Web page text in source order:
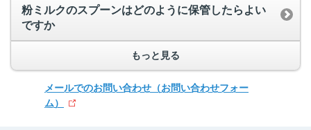
粉ミルクのスプーンはどのように保管したらよい
ですか
もっと見る
メールでのお問い合わせ （お問い合わせフォー
ム）